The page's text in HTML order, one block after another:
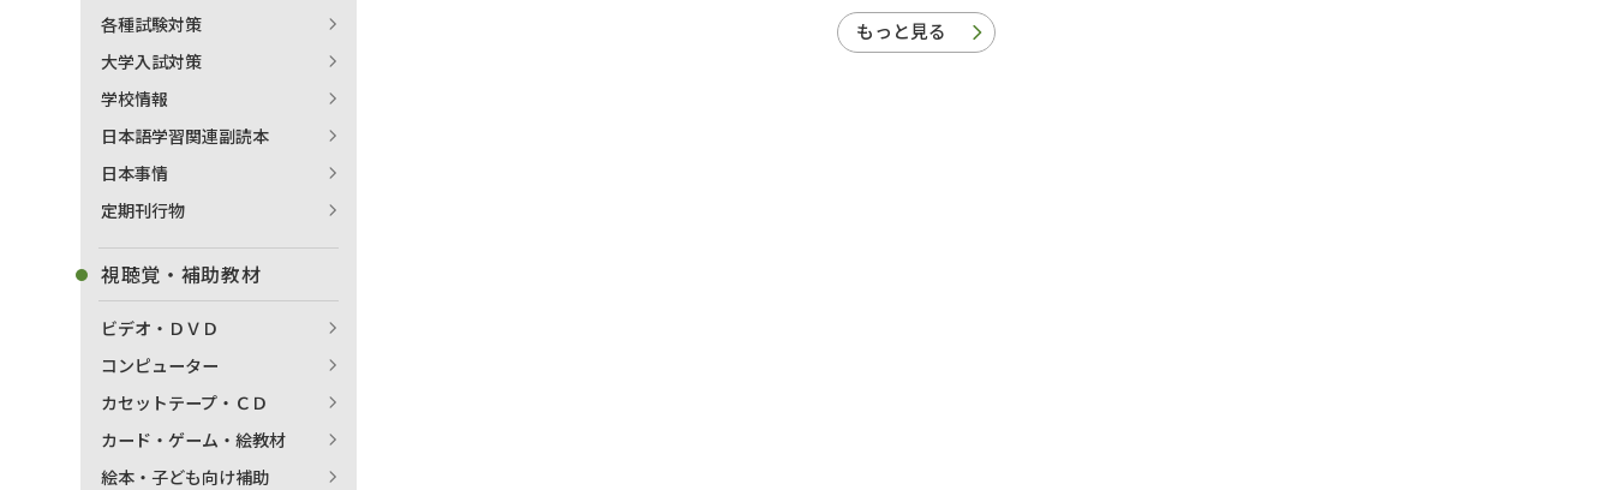
もっと見る
各種試験対策
大学入試対策
学校情報
日本語学習関連副読本
日本事情
定期刊行物
視聴覚・補助教材
ビデオ・ＤＶＤ
コンピューター
カセットテープ・ＣＤ
カード・ゲーム・絵教材
絵本・子ども向け補助